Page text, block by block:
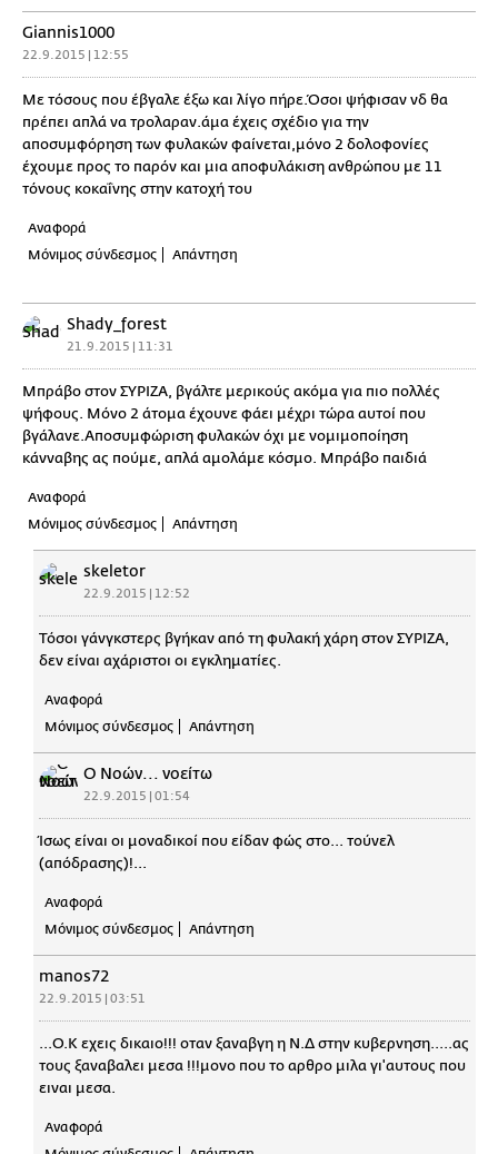
Giannis1000
22.9.2015 | 12:55
Με τόσους που έβγαλε έξω και λίγο πήρε.Όσοι ψήφισαν νδ θα
πρέπει απλά να τρολαραν.άμα έχεις σχέδιο για την
αποσυμφόρηση των φυλακών φαίνεται,μόνο 2 δολοφονίες
έχουμε προς το παρόν και μια αποφυλάκιση ανθρώπου με 11
τόνους κοκαΐνης στην κατοχή του
Αναφορά
Μόνιμος σύνδεσμος
Απάντηση
Shady_forest
21.9.2015 | 11:31
Μπράβο στον ΣΥΡΙΖΑ, βγάλτε μερικούς ακόμα για πιο πολλές
ψήφους. Μόνο 2 άτομα έχουνε φάει μέχρι τώρα αυτοί που
βγάλανε.Αποσυμφώριση φυλακών όχι με νομιμοποίηση
κάνναβης ας πούμε, απλά αμολάμε κόσμο. Μπράβο παιδιά
Αναφορά
Μόνιμος σύνδεσμος
Απάντηση
skeletor
22.9.2015 | 12:52
Τόσοι γάνγκστερς βγήκαν από τη φυλακή χάρη στον ΣΥΡΙΖΑ,
δεν είναι αχάριστοι οι εγκληματίες.
Αναφορά
Μόνιμος σύνδεσμος
Απάντηση
Ο Νοών... νοείτω
22.9.2015 | 01:54
Ίσως είναι οι μοναδικοί που είδαν φώς στο... τούνελ
(απόδρασης)!...
Αναφορά
Μόνιμος σύνδεσμος
Απάντηση
manos72
22.9.2015 | 03:51
...Ο.Κ εχεις δικαιο!!! οταν ξαναβγη η Ν.Δ στην κυβερνηση.....ας
τους ξαναβαλει μεσα !!!μονο που το αρθρο μιλα γι'αυτους που
ειναι μεσα.
Αναφορά